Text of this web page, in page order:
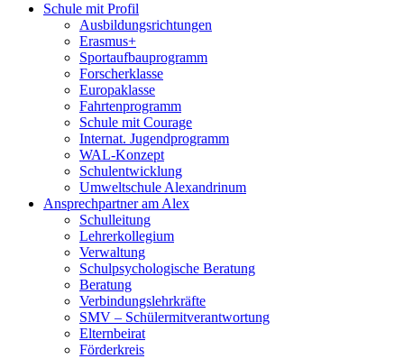
Schule mit Profil
Ausbildungsrichtungen
Erasmus+
Sportaufbauprogramm
Forscherklasse
Europaklasse
Fahrtenprogramm
Schule mit Courage
Internat. Jugendprogramm
WAL-Konzept
Schulentwicklung
Umweltschule Alexandrinum
Ansprechpartner am Alex
Schulleitung
Lehrerkollegium
Verwaltung
Schulpsychologische Beratung
Beratung
Verbindungslehrkräfte
SMV – Schülermitverantwortung
Elternbeirat
Förderkreis